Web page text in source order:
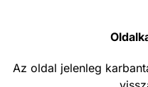
Az oldal jelenleg